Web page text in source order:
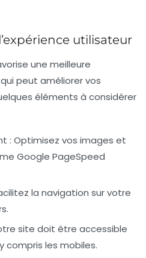
utilisateur
une meilleure
peut améliorer vos
éléments à considérer
: Optimisez vos images et
Google PageSpeed
la navigation sur votre
site doit être accessible
compris les mobiles.